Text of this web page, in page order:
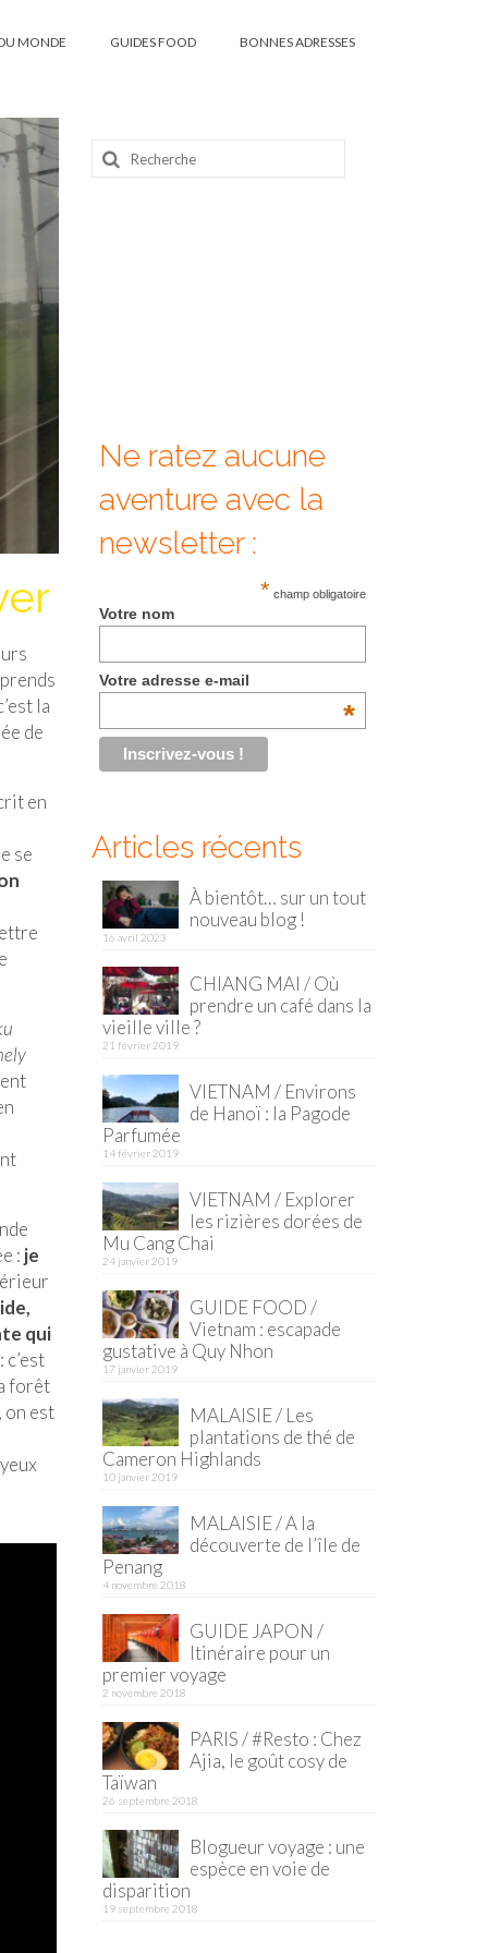
MONDE GUIDES FOOD BONNES ADRESSES
la
de
en
se
: je
qui
forêt
on est
Rechercher
:
Ne ratez aucune
aventure avec la
newsletter :
* champ obligatoire
Votre nom
Votre adresse e-mail
*
Articles récents
À bientôt… sur un tout
nouveau blog !
16 avril 2023
CHIANG MAI / Où
prendre un café dans la
vieille ville ?
21 février 2019
VIETNAM / Environs
de Hanoï : la Pagode
Parfumée
14 février 2019
VIETNAM / Explorer
les rizières dorées de
Mu Cang Chai
24 janvier 2019
GUIDE FOOD /
Vietnam : escapade
gustative à Quy Nhon
17 janvier 2019
MALAISIE / Les
plantations de thé de
Cameron Highlands
10 janvier 2019
MALAISIE / A la
découverte de l’île de
Penang
4 novembre 2018
GUIDE JAPON /
Itinéraire pour un
premier voyage
2 novembre 2018
PARIS / #Resto : Chez
Ajia, le goût cosy de
Taïwan
26 septembre 2018
Blogueur voyage : une
espèce en voie de
disparition
19 septembre 2018